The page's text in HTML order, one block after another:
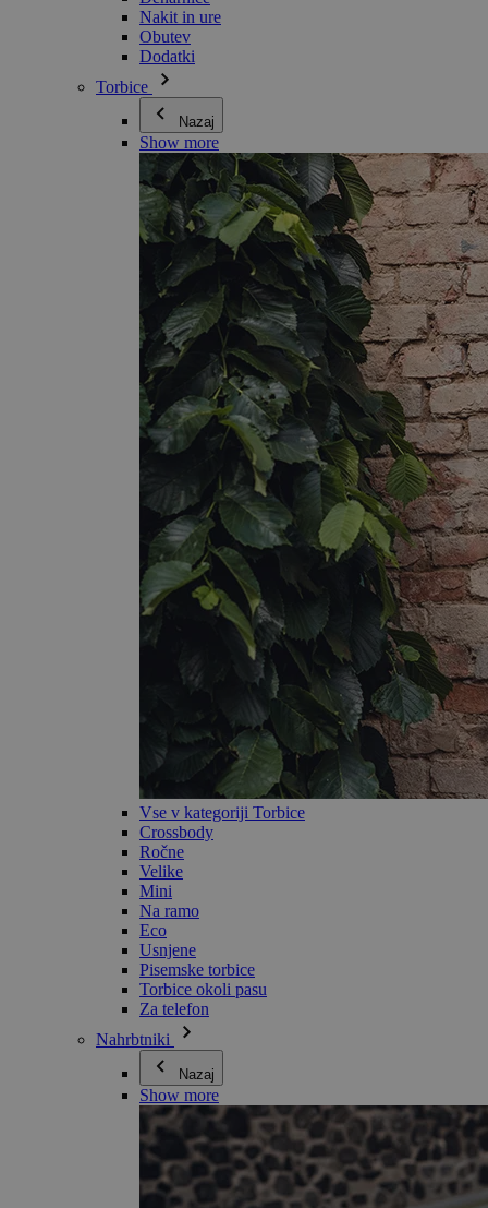
Nakit in ure
Obutev
Dodatki
Torbice
Nazaj
Show more
Vse v kategoriji Torbice
Crossbody
Ročne
Velike
Mini
Na ramo
Eco
Usnjene
Pisemske torbice
Torbice okoli pasu
Za telefon
Nahrbtniki
Nazaj
Show more